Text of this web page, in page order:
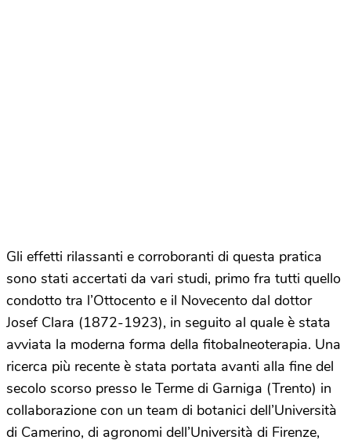
Gli effetti rilassanti e corroboranti di questa pratica
sono stati accertati da vari studi, primo fra tutti quello
condotto tra l’Ottocento e il Novecento dal dottor
Josef Clara (1872-1923), in seguito al quale è stata
avviata la moderna forma della fitobalneoterapia. Una
ricerca più recente è stata portata avanti alla fine del
secolo scorso presso le Terme di Garniga (Trento) in
collaborazione con un team di botanici dell’Università
di Camerino, di agronomi dell’Università di Firenze,